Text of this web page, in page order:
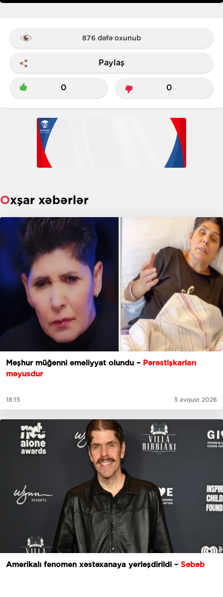
876 dəfə oxunub
Paylaş
0 0
Oxşar xəbərlər
Məşhur müğənni əməliyyat olundu – Pərəstişkarları
məyusdur
18:15 5 avqust 2026
Amerikalı fenomen xəstəxanaya yerləşdirildi – Səbəb